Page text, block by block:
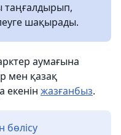
таңғалдырып,
шақырады.
аумағына
мен қазақ
екенін жазғанбыз.
бөлісу